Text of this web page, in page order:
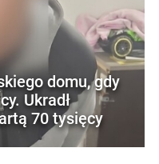
domu, gdy
Ukradł
70 tysięcy